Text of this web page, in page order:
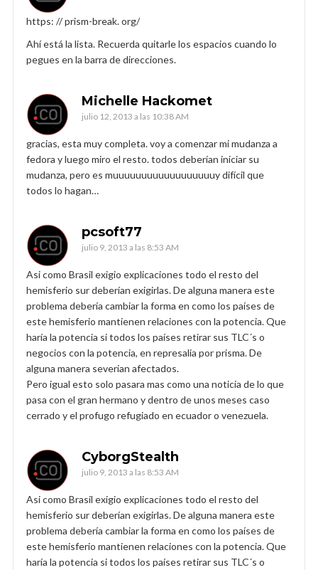
https: // prism-break. org/
Ahí está la lista. Recuerda quitarle los espacios cuando lo
pegues en la barra de direcciones.
Michelle Hackomet
julio 12, 2013 a las 10:38 AM
gracias, esta muy completa. voy a comenzar mi mudanza a
fedora y luego miro el resto. todos deberían iniciar su
mudanza, pero es muuuuuuuuuuuuuuuuuuy difícil que
todos lo hagan…
pcsoft77
julio 9, 2013 a las 8:53 AM
Asi como Brasil exigio explicaciones todo el resto del
hemisferio sur deberían exigirlas. De alguna manera este
problema debería cambiar la forma en como los países de
este hemisferio mantienen relaciones con la potencia. Que
haría la potencia si todos los países retirar sus TLC´s o
negocios con la potencia, en represalia por prisma. De
alguna manera severian afectados.
Pero igual esto solo pasara mas como una noticia de lo que
pasa con el gran hermano y dentro de unos meses caso
cerrado y el profugo refugiado en ecuador o venezuela.
CyborgStealth
julio 9, 2013 a las 8:53 AM
Asi como Brasil exigio explicaciones todo el resto del
hemisferio sur deberían exigirlas. De alguna manera este
problema debería cambiar la forma en como los países de
este hemisferio mantienen relaciones con la potencia. Que
haría la potencia si todos los países retirar sus TLC´s o